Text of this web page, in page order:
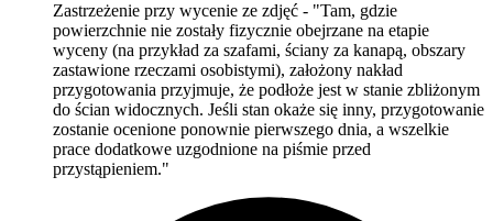
Zastrzeżenie przy wycenie ze zdjęć - "Tam, gdzie
powierzchnie nie zostały fizycznie obejrzane na etapie
wyceny (na przykład za szafami, ściany za kanapą, obszary
zastawione rzeczami osobistymi), założony nakład
przygotowania przyjmuje, że podłoże jest w stanie zbliżonym
do ścian widocznych. Jeśli stan okaże się inny, przygotowanie
zostanie ocenione ponownie pierwszego dnia, a wszelkie
prace dodatkowe uzgodnione na piśmie przed
przystąpieniem."